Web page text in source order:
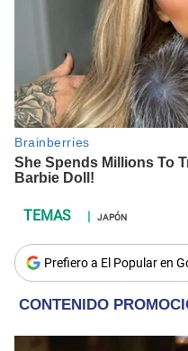
JAPÓN
Prefiero a El Popular en